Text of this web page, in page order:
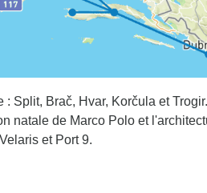
Split, Brač, Hvar, Korčula et
natale de Marco Polo et
et Port 9.